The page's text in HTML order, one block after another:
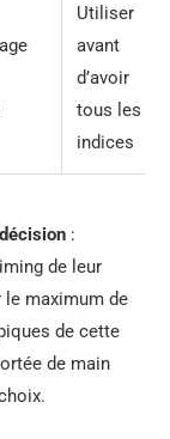
Utiliser
avant
d’avoir
tous les
indices
décision :
de leur
le maximum de
de cette
de main